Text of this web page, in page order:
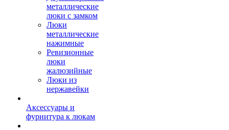
металлические
люки с замком
Люки
металлические
нажимные
Ревизионные
люки
жалюзийные
Люки из
нержавейки
Аксессуары и
фурнитура к люкам